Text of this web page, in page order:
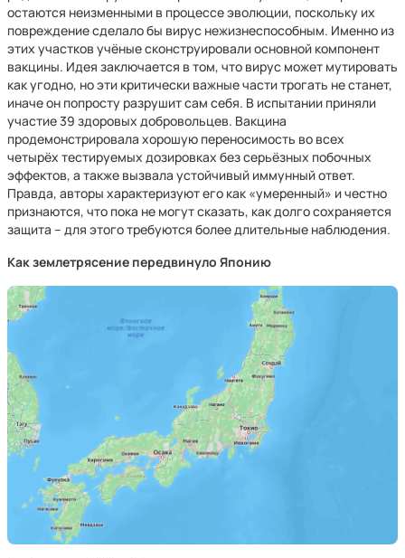
остаются неизменными в процессе эволюции, поскольку их
повреждение сделало бы вирус нежизнеспособным. Именно из
этих участков учёные сконструировали основной компонент
вакцины. Идея заключается в том, что вирус может мутировать
как угодно, но эти критически важные части трогать не станет,
иначе он попросту разрушит сам себя. В испытании приняли
участие 39 здоровых добровольцев. Вакцина
продемонстрировала хорошую переносимость во всех
четырёх тестируемых дозировках без серьёзных побочных
эффектов, а также вызвала устойчивый иммунный ответ.
Правда, авторы характеризуют его как «умеренный» и честно
признаются, что пока не могут сказать, как долго сохраняется
защита – для этого требуются более длительные наблюдения.
Как землетрясение передвинуло Японию